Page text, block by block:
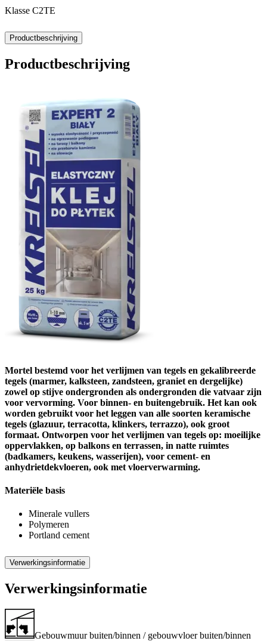
Klasse C2TE
Productbeschrijving
Productbeschrijving
Mortel bestemd voor het verlijmen van tegels en gekalibreerde
tegels (marmer, kalksteen, zandsteen, graniet en dergelijke)
zowel op stijve ondergronden als ondergronden die vatvaar zijn
voor vervorming. Voor binnen- en buitengebruik. Het kan ook
worden gebruikt voor het leggen van alle soorten keramische
tegels (glazuur, terracotta, klinkers, terrazzo), ook groot
formaat. Ontworpen voor het verlijmen van tegels op: moeilijke
oppervlakken, op balkons en terrassen, in natte ruimtes
(badkamers, keukens, wasserijen), voor cement- en
anhydrietdekvloeren, ook met vloerverwarming.
Materiële basis
Minerale vullers
Polymeren
Portland cement
Verwerkingsinformatie
Verwerkingsinformatie
Gebouwmuur buiten/binnen / gebouwvloer buiten/binnen